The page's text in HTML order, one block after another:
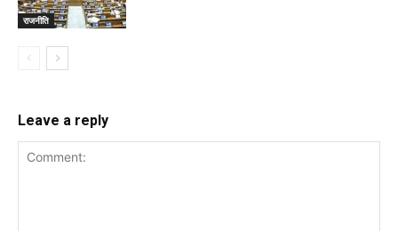
राजनीति
Leave a reply